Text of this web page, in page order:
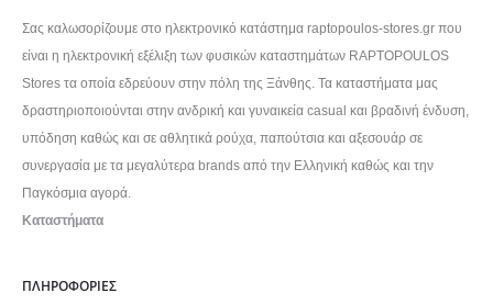
Σας καλωσορίζουμε στο ηλεκτρονικό κατάστημα raptopoulos-stores.gr που
είναι η ηλεκτρονική εξέλιξη των φυσικών καταστημάτων RAPTOPOULOS
Stores τα οποία εδρεύουν στην πόλη της Ξάνθης. Τα καταστήματα μας
δραστηριοποιούνται στην ανδρική και γυναικεία casual και βραδινή ένδυση,
υπόδηση καθώς και σε αθλητικά ρούχα, παπούτσια και αξεσουάρ σε
συνεργασία με τα μεγαλύτερα brands από την Ελληνική καθώς και την
Παγκόσμια αγορά.
Καταστήματα
ΠΛΗΡΟΦΟΡΙΕΣ